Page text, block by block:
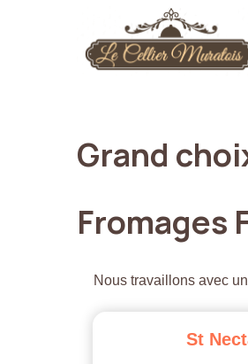
Grand
Fromages
Nous travaillons avec
St